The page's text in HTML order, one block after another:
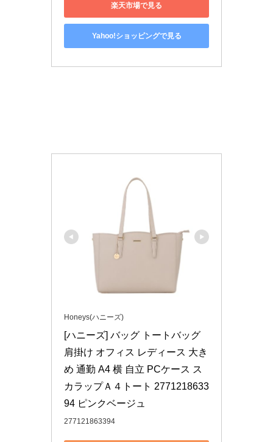
楽天市場で見る
Yahoo!ショッピングで見る
Honeys(ハニーズ)
[ハニーズ] バッグ トートバッグ
肩掛け オフィス レディース 大き
め 通勤 A4 横 自立 PCケース ス
カラップＡ４トート 2771218633
94 ピンクベージュ
277121863394